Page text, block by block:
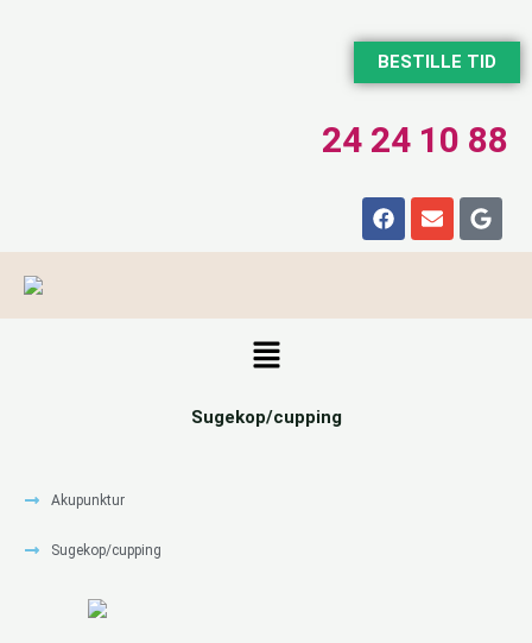
BESTILLE TID
24 24 10 88
Sugekop/cupping
Akupunktur
Sugekop/cupping